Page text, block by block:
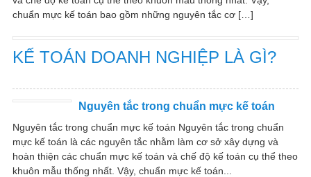
chuẩn mực kế toán bao gồm những nguyên tắc cơ […]
KẾ TOÁN DOANH NGHIỆP LÀ GÌ?
Nguyên tắc trong chuẩn mực kế toán
Nguyên tắc trong chuẩn mực kế toán Nguyên tắc trong chuẩn
mực kế toán là các nguyên tắc nhằm làm cơ sở xây dựng và
hoàn thiện các chuẩn mực kế toán và chế độ kế toán cụ thể theo
khuôn mẫu thống nhất. Vậy, chuẩn mực kế toán...